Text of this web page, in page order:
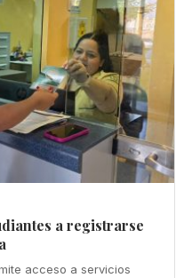
a registrarse
acceso a servicios